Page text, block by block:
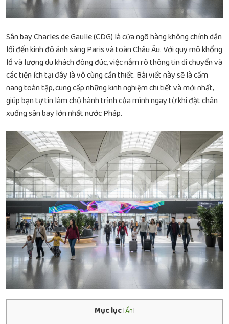
Sân bay Charles de Gaulle (CDG) là cửa ngõ hàng không chính dẫn
lối đến kinh đô ánh sáng Paris và toàn Châu Âu. Với quy mô khổng
lồ và lượng du khách đông đúc, việc nắm rõ thông tin di chuyển và
các tiện ích tại đây là vô cùng cần thiết. Bài viết này sẽ là cẩm
nang toàn tập, cung cấp những kinh nghiệm chi tiết và mới nhất,
giúp bạn tự tin làm chủ hành trình của mình ngay từ khi đặt chân
xuống sân bay lớn nhất nước Pháp.
Mục lục[Ẩn]